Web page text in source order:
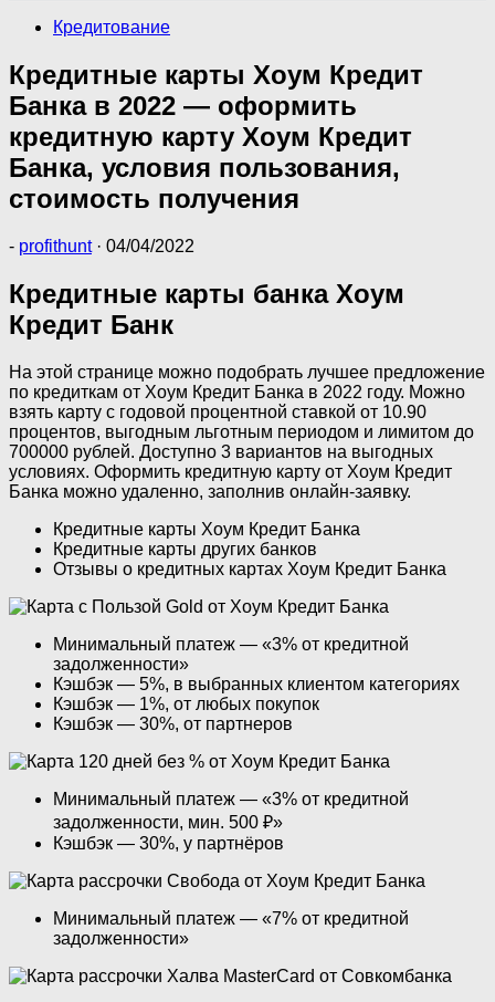
Кредитование
Кредитные карты Хоум Кредит
Банка в 2022 — оформить
кредитную карту Хоум Кредит
Банка, условия пользования,
стоимость получения
- profithunt · 04/04/2022
Кредитные карты банка Хоум
Кредит Банк
На этой странице можно подобрать лучшее предложение
по кредиткам от Хоум Кредит Банка в 2022 году. Можно
взять карту с годовой процентной ставкой от 10.90
процентов, выгодным льготным периодом и лимитом до
700000 рублей. Доступно 3 вариантов на выгодных
условиях. Оформить кредитную карту от Хоум Кредит
Банка можно удаленно, заполнив онлайн-заявку.
Кредитные карты Хоум Кредит Банка
Кредитные карты других банков
Отзывы о кредитных картах Хоум Кредит Банка
Минимальный платеж — «3% от кредитной
задолженности»
Кэшбэк — 5%, в выбранных клиентом категориях
Кэшбэк — 1%, от любых покупок
Кэшбэк — 30%, от партнеров
Минимальный платеж — «3% от кредитной
задолженности, мин. 500 ₽»
Кэшбэк — 30%, у партнёров
Минимальный платеж — «7% от кредитной
задолженности»